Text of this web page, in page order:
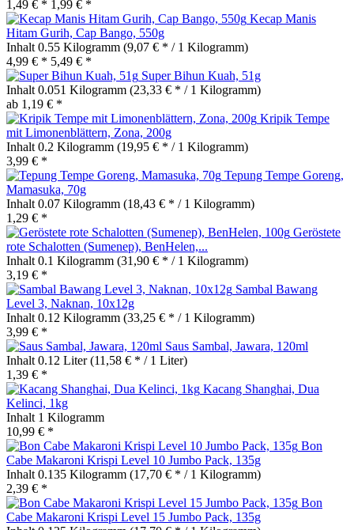
1,49 € * 1,99 € *
Kecap Manis
Hitam Gurih, Cap Bango, 550g
Inhalt 0.55 Kilogramm (9,07 € * / 1 Kilogramm)
4,99 € * 5,49 € *
Super Bihun Kuah, 51g
Inhalt 0.051 Kilogramm (23,33 € * / 1 Kilogramm)
ab 1,19 € *
Kripik Tempe
mit Limonenblättern, Zona, 200g
Inhalt 0.2 Kilogramm (19,95 € * / 1 Kilogramm)
3,99 € *
Tepung Tempe Goreng,
Mamasuka, 70g
Inhalt 0.07 Kilogramm (18,43 € * / 1 Kilogramm)
1,29 € *
Geröstete
rote Schalotten (Sumenep), BenHelen,...
Inhalt 0.1 Kilogramm (31,90 € * / 1 Kilogramm)
3,19 € *
Sambal Bawang
Level 3, Naknan, 10x12g
Inhalt 0.12 Kilogramm (33,25 € * / 1 Kilogramm)
3,99 € *
Saus Sambal, Jawara, 120ml
Inhalt 0.12 Liter(11,58 € * / 1 Liter)
1,39 € *
Kacang Shanghai, Dua
Kelinci, 1kg
Inhalt 1 Kilogramm
10,99 € *
Bon
Cabe Makaroni Krispi Level 10 Jumbo Pack, 135g
Inhalt 0.135 Kilogramm (17,70 € * / 1 Kilogramm)
2,39 € *
Bon
Cabe Makaroni Krispi Level 15 Jumbo Pack, 135g